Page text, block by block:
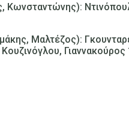
Κωνσταντώνης):
Μαλτέζος):
Γιαννακούρος